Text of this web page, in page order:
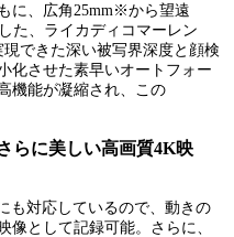
に、広角25mm※から望遠
た、ライカディコマーレン
できた深い被写界深度と顔検
化させた素早いオートフォー
機能が凝縮され、この
らに美しい高画質4K映
も対応しているので、動きの
像として記録可能。さらに、